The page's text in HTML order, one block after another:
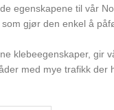
egenskapene til vår
gjør den enkel å
klebeegenskaper, gir
med mye trafikk der